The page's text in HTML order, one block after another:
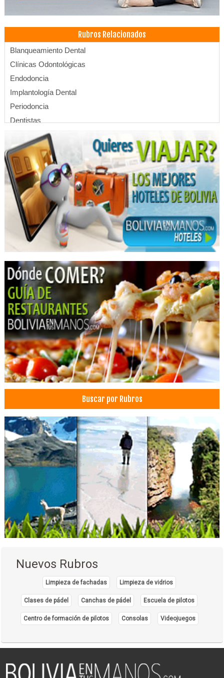
Rubros Relacionados
Blanqueamiento Dental
Clínicas Odontológicas
Endodoncia
Implantología Dental
Periodoncia
Dentistas
Médicos Odontólogos
Médicos Odontólogos Pediatras
Odontología Integral
Odontología
Ortodoncia
Prótesis Dentales
Implantes dentales
Estética Dental
Odontología Estética
Cirujano dental
Profesionales
Odontopediatría
Médicos Oftalmólogos
Oftalmología
Oculistas
Cirujanos oftalmólogos
Buscar por Rubros
Nuevos Rubros
Limpieza de fachadas Limpieza de vidrios
Clases de pádel Canchas de pádel Escuela de pilotos
Centro de formación de pilotos Consolas Videojuegos